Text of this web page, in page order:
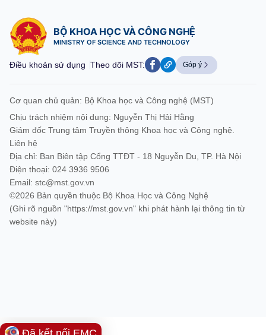
BỘ KHOA HỌC VÀ CÔNG NGHỆ
MINISTRY OF SCIENCE AND TECHNOLOGY
Điều khoản sử dụng Theo dõi MST: Góp ý
Cơ quan chủ quản: Bộ Khoa học và Công nghệ (MST)
Chịu trách nhiệm nội dung: Nguyễn Thị Hải Hằng
Giám đốc Trung tâm Truyền thông Khoa học và Công nghệ.
Liên hệ
Địa chỉ: Ban Biên tập Cổng TTĐT - 18 Nguyễn Du, TP. Hà Nội
Điện thoại: 024 3936 9506
Email: stc@mst.gov.vn
©2026 Bản quyền thuộc Bộ Khoa Học và Công Nghệ
(Ghi rõ nguồn "https://mst.gov.vn" khi phát hành lại thông tin từ
website này)